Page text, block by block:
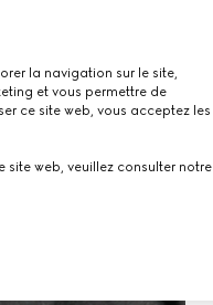
la navigation sur le site,
et vous permettre de
ce site web, vous acceptez les
site web, veuillez consulter notre